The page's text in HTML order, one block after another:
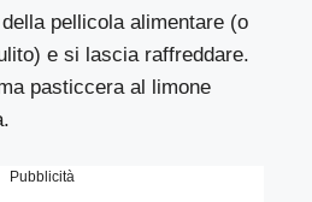
pellicola alimentare (o
e si lascia raffreddare.
pasticcera al limone
Pubblicità